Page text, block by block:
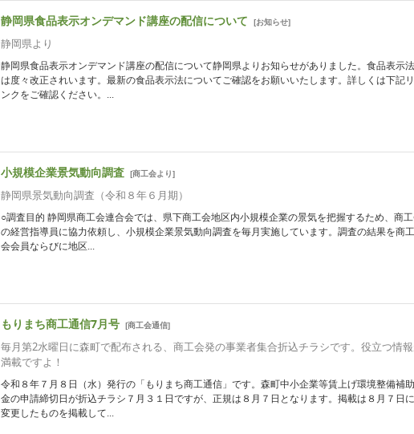
静岡県食品表示オンデマンド講座の配信について [お知らせ]
静岡県より
静岡県食品表示オンデマンド講座の配信について静岡県よりお知らせがありました。食品表示法
は度々改正されいます。最新の食品表示法についてご確認をお願いいたします。詳しくは下記リ
ンクをご確認ください。...
小規模企業景気動向調査 [商工会より]
静岡県景気動向調査（令和８年６月期）
○調査目的 静岡県商工会連合会では、県下商工会地区内小規模企業の景気を把握するため、商
の経営指導員に協力依頼し、小規模企業景気動向調査を毎月実施しています。調査の結果を商工
会会員ならびに地区...
もりまち商工通信7月号 [商工会通信]
毎月第2水曜日に森町で配布される、商工会発の事業者集合折込チラシです。役立つ情
満載ですよ！
令和８年７月８日（水）発行の「もりまち商工通信」です。森町中小企業等賃上げ環境整備補助
金の申請締切日が折込チラシ７月３１日ですが、正規は８月７日となります。掲載は８月７日に
変更したものを掲載して...